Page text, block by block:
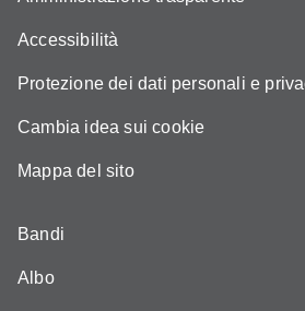
Accessibilità
Protezione dei dati personali e
Cambia idea sui cookie
Mappa del sito
Bandi
Albo